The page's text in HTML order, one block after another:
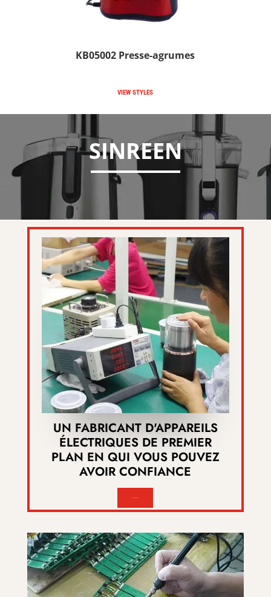
KB05002 Presse-agrumes
VIEW STYLES
SINREEN
UN FABRICANT D'APPAREILS
ÉLECTRIQUES DE PREMIER
PLAN EN QUI VOUS POUVEZ
AVOIR CONFIANCE